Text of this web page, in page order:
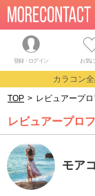
登録・ログイン お気
カラコン
TOP > レビュアープ
レビュアープロ
モア